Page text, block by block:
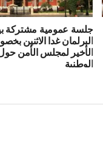
جلسة عمومية مشتركة
البرلمان غدا الاثنين
الأخير لمجلس الأمن
الوطنية